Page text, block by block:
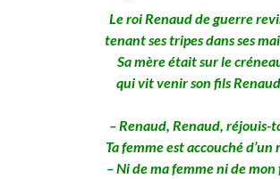
Le roi Renaud de guerre
tenant ses tripes dans ses
Sa mère était sur le
qui vit venir son fils
– Renaud, Renaud, réjouis-
Ta femme est accouché d’un
– Ni de ma femme ni de mon